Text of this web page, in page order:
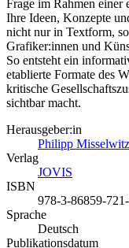
Frage im Rahmen einer
Ihre Ideen, Konzepte
nicht nur in Textform,
Grafiker:innen und
So entsteht ein
etablierte Formate des
kritische
sichtbar macht.
Herausgeber:in
Philipp Misselwitz
Verlag
JOVIS
ISBN
978-3-86859-
Sprache
Deutsch
Publikationsdatum